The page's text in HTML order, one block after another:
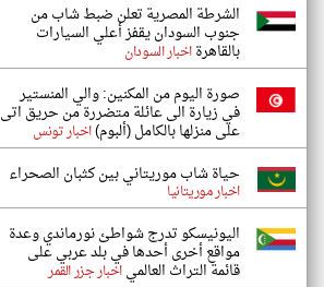
الشرطة المصرية تعلن ضبط شاب من
جنوب السودان يقفز أعلي السيارات
بالقاهرةاخبار السودان
صورة اليوم من المكنين: والي المنستير
في زيارة الى عائلة متضررة من حريق اتى
على منزلها بالكامل (ألبوم)اخبار تونس
حياة شاب موريتاني بين كثبان الصحراء
اخبار موريتانيا
اليونيسكو تدرج شواطئ نورماندي وعدة
مواقع أخرى أحدها في بلد عربي على
قائمة التراث العالمياخبار جزر القمر